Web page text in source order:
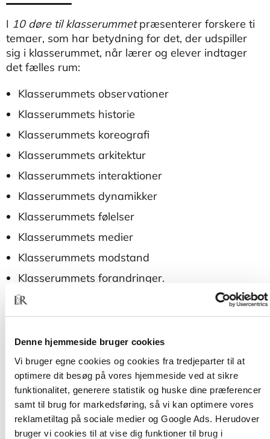
Denne hjemmeside bruger cookies
Vi bruger egne cookies og cookies fra tredjeparter til at
optimere dit besøg på vores hjemmeside ved at sikre
funktionalitet, generere statistik og huske dine præferencer
samt til brug for markedsføring, så vi kan optimere vores
reklametiltag på sociale medier og Google Ads. Herudover
bruger vi cookies til at vise dig funktioner til brug i
I 10 døre til klasserummetpræsenterer forskere ti
temaer, som har betydning for det, der udspiller
sig i klasserummet, når lærer og elever indtager
det fælles rum:
Klasserummets observationer
Klasserummets historie
Klasserummets koreografi
Klasserummets arkitektur
Klasserummets interaktioner
Klasserummets dynamikker
Klasserummets følelser
Klasserummets medier
Klasserummets modstand
Klasserummets forandringer.
10 døre til klasserummet
lærerstuderende en række nye tilgange til at koble
observationer og personlige erfaringer i
praktikforløbet. Antologien er dermed en værdifuld
ledsager, der kan følge den lærerstuderende før og
under praktikforløbene og helt frem til afslutning af
bacheloropgaven.